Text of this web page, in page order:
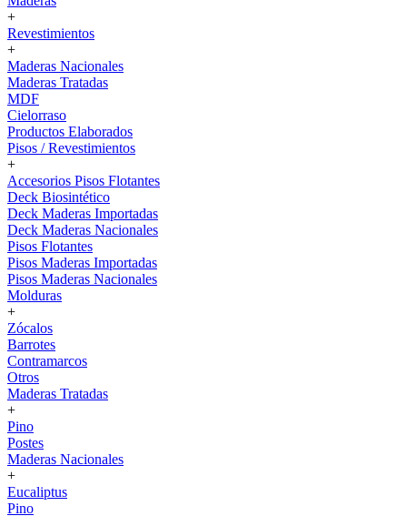
+
Revestimientos
+
Maderas Nacionales
Maderas Tratadas
MDF
Cielorraso
Productos Elaborados
Pisos / Revestimientos
+
Accesorios Pisos Flotantes
Deck Biosintético
Deck Maderas Importadas
Deck Maderas Nacionales
Pisos Flotantes
Pisos Maderas Importadas
Pisos Maderas Nacionales
Molduras
+
Zócalos
Barrotes
Contramarcos
Otros
Maderas Tratadas
+
Pino
Postes
Maderas Nacionales
+
Eucaliptus
Pino